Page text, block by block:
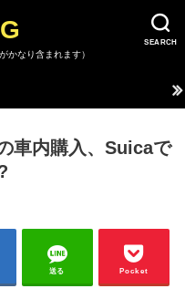
SEARCH
かなり含まれます）
車内購入、Suicaで
送る Pocket